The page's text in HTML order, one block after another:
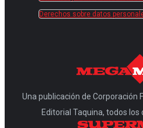
Derechos sobre datos
Una publicación de Corporación
Editorial Taquina, todos los